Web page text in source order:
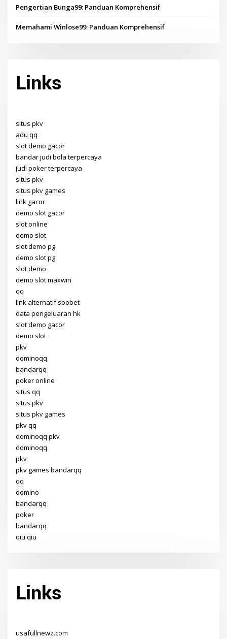
Pengertian Bunga99: Panduan Komprehensif
Memahami Winlose99: Panduan Komprehensif
Links
situs pkv
adu qq
slot demo gacor
bandar judi bola terpercaya
judi poker terpercaya
situs pkv
situs pkv games
link gacor
demo slot gacor
slot online
demo slot
slot demo pg
demo slot pg
slot demo
demo slot maxwin
qq
link alternatif sbobet
data pengeluaran hk
slot demo gacor
demo slot
pkv
dominoqq
bandarqq
poker online
situs qq
situs pkv
situs pkv games
pkv qq
dominoqq pkv
dominoqq
pkv
pkv games bandarqq
qq
domino
bandarqq
poker
bandarqq
qiu qiu
Links
usafullnewz.com